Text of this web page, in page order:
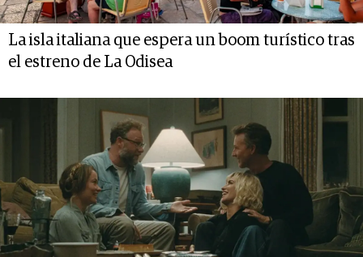
La isla italiana que espera un boom turístico tras
el estreno de La Odisea